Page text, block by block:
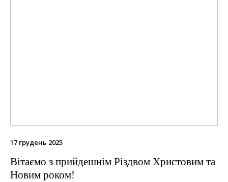
17 грудень 2025
Вітаємо з прийдешнім Різдвом Христовим та
Новим роком!